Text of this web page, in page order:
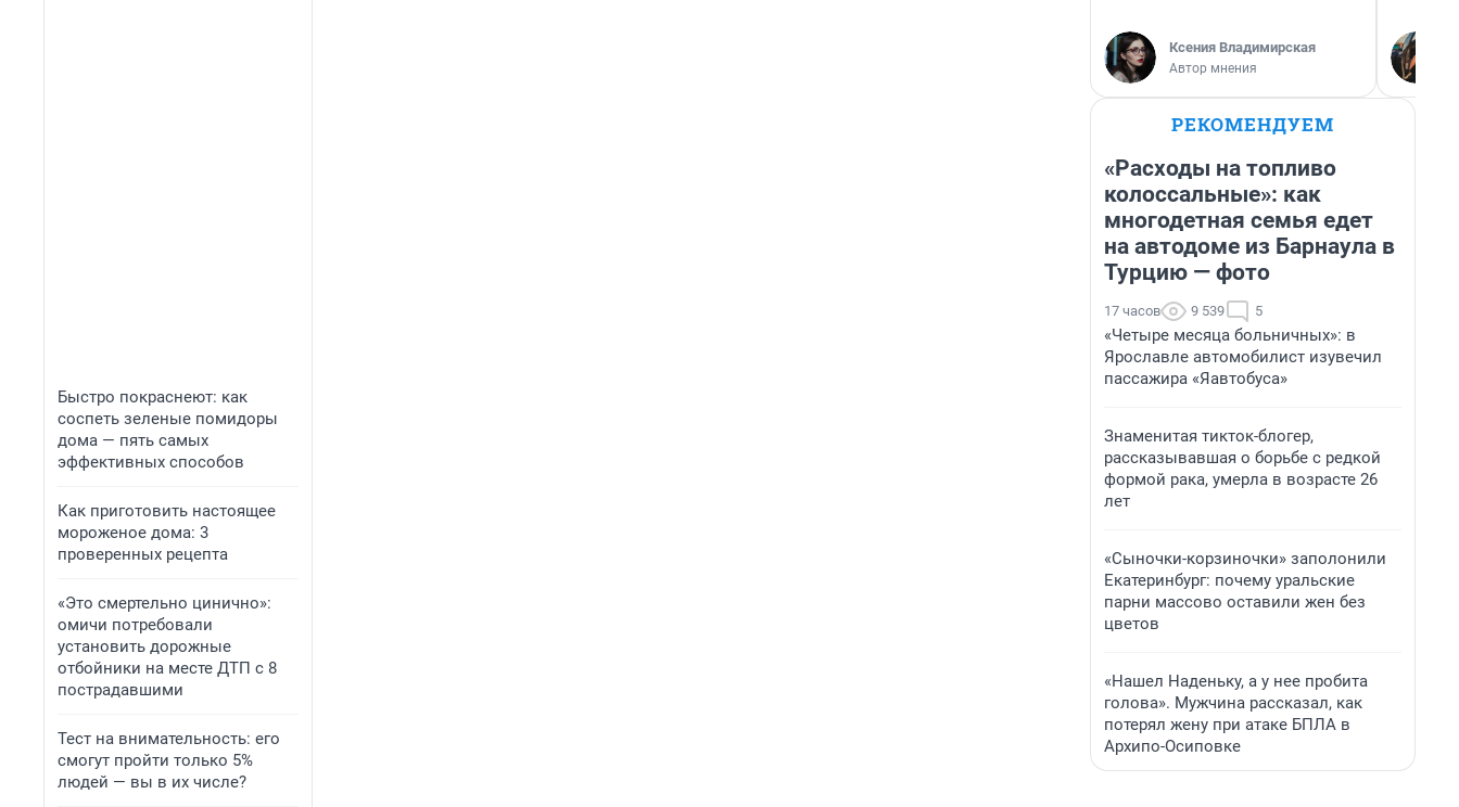
Быстро покраснеют: как
соспеть зеленые помидоры
дома — пять самых
эффективных способов
Как приготовить настоящее
мороженое дома: 3
проверенных рецепта
«Это смертельно цинично»:
омичи потребовали
установить дорожные
отбойники на месте ДТП с 8
пострадавшими
Тест на внимательность: его
смогут пройти только 5%
людей — вы в их числе?
Ксения Владимирская
Автор мнения
РЕКОМЕНДУЕМ
«Расходы на топливо
колоссальные»: как
многодетная семья едет
на автодоме из Барнаула в
Турцию — фото
17 часов 9 539 5
«Четыре месяца больничных»: в
Ярославле автомобилист изувечил
пассажира «Яавтобуса»
Знаменитая тикток-блогер,
рассказывавшая о борьбе с редкой
формой рака, умерла в возрасте 26
лет
«Сыночки-корзиночки» заполонили
Екатеринбург: почему уральские
парни массово оставили жен без
цветов
«Нашел Наденьку, а у нее пробита
голова». Мужчина рассказал, как
потерял жену при атаке БПЛА в
Архипо-Осиповке